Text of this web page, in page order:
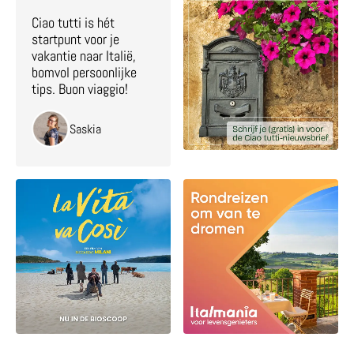
Ciao tutti is hét
startpunt voor je
vakantie naar Italië,
bomvol persoonlijke
tips. Buon viaggio!
Saskia